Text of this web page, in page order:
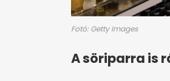
Fotó: Getty Images
A söriparra is